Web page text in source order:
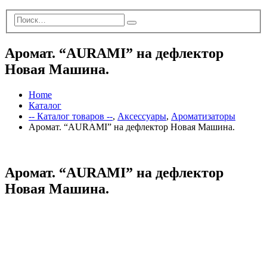
Аромат. “AURAMI” на дефлектор
Новая Машина.
Home
Каталог
-- Каталог товаров --, Аксессуары, Ароматизаторы
Аромат. “AURAMI” на дефлектор Новая Машина.
Аромат. “AURAMI” на дефлектор
Новая Машина.